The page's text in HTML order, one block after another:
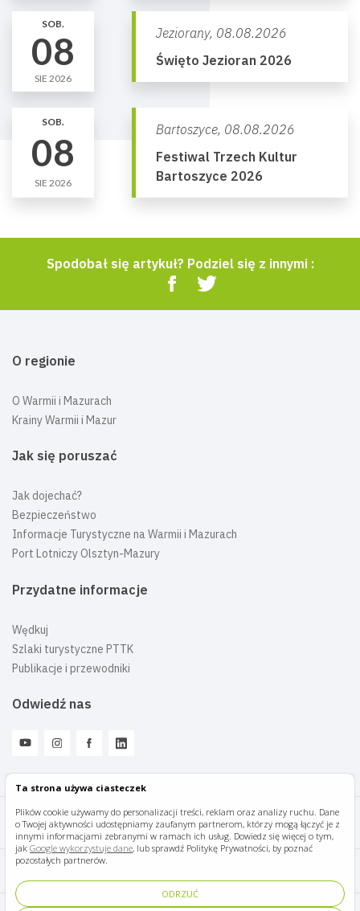
Ta strona używa ciasteczek
Plików cookie używamy do personalizacji treści, reklam oraz analizy ruchu. Dane
o Twojej aktywności udostępniamy zaufanym partnerom, którzy mogą łączyć je z
innymi informacjami zebranymi w ramach ich usług. Dowiedz się więcej o tym,
jak Google wykorzystuje dane, lub sprawdź Politykę Prywatności, by poznać
pozostałych partnerów.
ODRZUĆ
SOB.
08
SIE 2026
Jeziorany, 08.08.2026
Święto Jezioran 2026
SOB.
08
SIE 2026
Bartoszyce, 08.08.2026
Festiwal Trzech Kultur
Bartoszyce 2026
Spodobał się artykuł? Podziel się z innymi :
O regionie
O Warmii i Mazurach
Krainy Warmii i Mazur
Jak się poruszać
Jak dojechać?
Bezpieczeństwo
Informacje Turystyczne na Warmii i Mazurach
Port Lotniczy Olsztyn-Mazury
Przydatne informacje
Wędkuj
Szlaki turystyczne PTTK
Publikacje i przewodniki
Odwiedź nas
Mazury Travel © 2026
Polityka prywatności